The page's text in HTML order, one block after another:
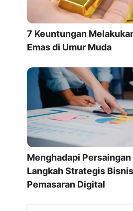
7 Keuntungan
Emas di Umur Muda
Menghadapi
Langkah Strategis
Pemasaran Digital